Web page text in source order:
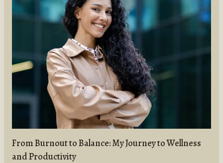
From Burnout to Balance: My Journey to Wellness
and Productivity